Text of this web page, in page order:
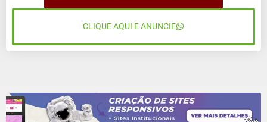
CLIQUE AQUI E ANUNCIE